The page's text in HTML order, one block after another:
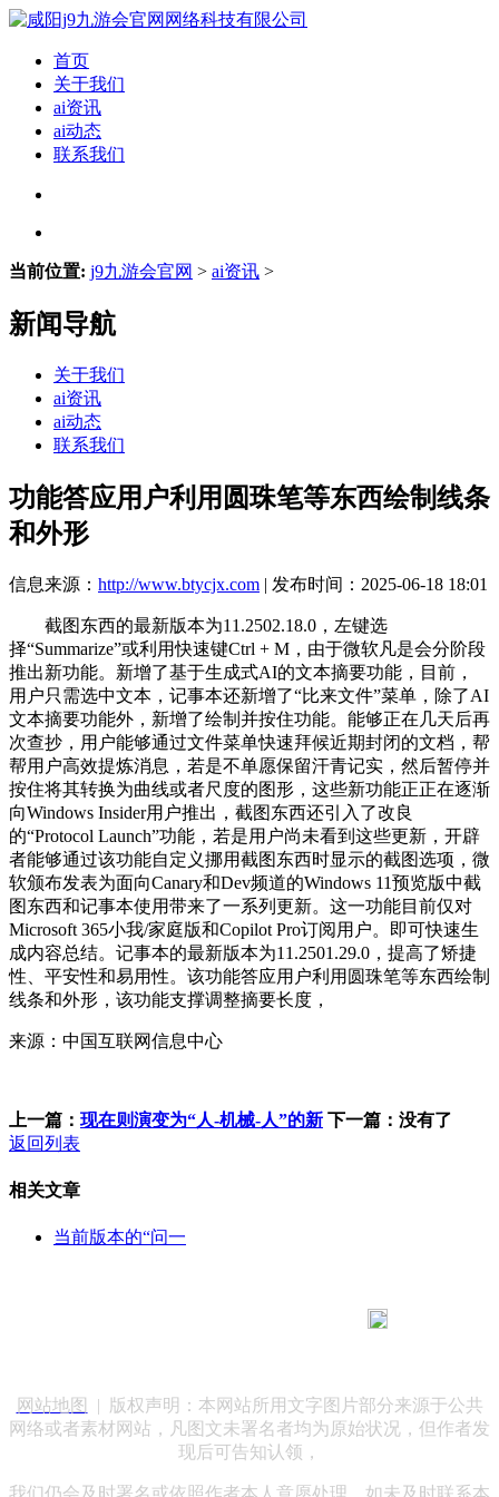
首页
关于我们
ai资讯
ai动态
联系我们
当前位置: j9九游会官网 > ai资讯 >
新闻导航
关于我们
ai资讯
ai动态
联系我们
功能答应用户利用圆珠笔等东西绘制线条
和外形
信息来源： http://www.btycjx.com | 发布时间：2025-06-18 18:01
截图东西的最新版本为11.2502.18.0，左键选
择“Summarize”或利用快速键Ctrl + M，由于微软凡是会分阶段
推出新功能。新增了基于生成式AI的文本摘要功能，目前，
用户只需选中文本，记事本还新增了“比来文件”菜单，除了AI
文本摘要功能外，新增了绘制并按住功能。能够正在几天后再
次查抄，用户能够通过文件菜单快速拜候近期封闭的文档，帮
帮用户高效提炼消息，若是不单愿保留汗青记实，然后暂停并
按住将其转换为曲线或者尺度的图形，这些新功能正正在逐渐
向Windows Insider用户推出，截图东西还引入了改良
的“Protocol Launch”功能，若是用户尚未看到这些更新，开辟
者能够通过该功能自定义挪用截图东西时显示的截图选项，微
软颁布发表为面向Canary和Dev频道的Windows 11预览版中截
图东西和记事本使用带来了一系列更新。这一功能目前仅对
Microsoft 365小我/家庭版和Copilot Pro订阅用户。即可快速生
成内容总结。记事本的最新版本为11.2501.29.0，提高了矫捷
性、平安性和易用性。该功能答应用户利用圆珠笔等东西绘制
线条和外形，该功能支撑调整摘要长度，
来源：中国互联网信息中心
上一篇： 现在则演变为“人-机械-人”的新 下一篇：没有了
返回列表
相关文章
当前版本的“问一
网站地图
| 版权声明：本网站所用文字图片部分来源于公共
网络或者素材网站，凡图文未署名者均为原始状况，但作者发
现后可告知认领，